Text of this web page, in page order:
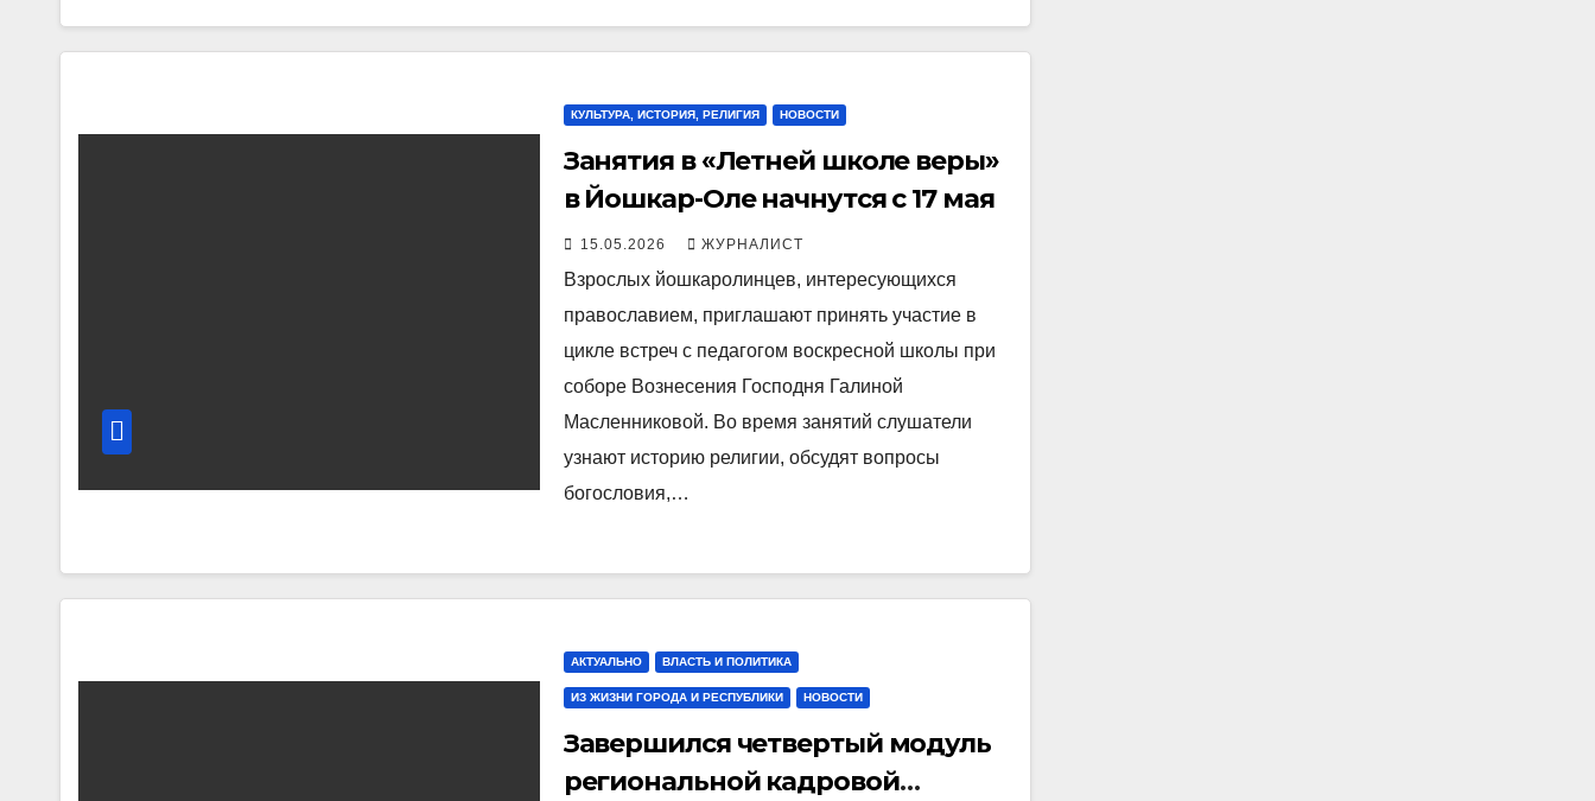
КУЛЬТУРА, ИСТОРИЯ, РЕЛИГИЯ НОВОСТИ
Занятия в «Летней школе веры»
в Йошкар-Оле начнутся с 17 мая
15.05.2026 ЖУРНАЛИСТ
Взрослых йошкаролинцев, интересующихся
православием, приглашают принять участие в
цикле встреч с педагогом воскресной школы при
соборе Вознесения Господня Галиной
Масленниковой. Во время занятий слушатели
узнают историю религии, обсудят вопросы
богословия,…
АКТУАЛЬНО ВЛАСТЬ И ПОЛИТИКА
ИЗ ЖИЗНИ ГОРОДА И РЕСПУБЛИКИ НОВОСТИ
Завершился четвертый модуль
региональной кадровой